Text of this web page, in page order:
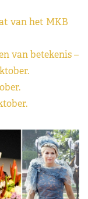
van het MKB
van betekenis –